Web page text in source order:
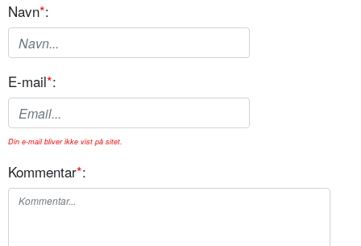
Navn*:
E-mail*:
Din e-mail bliver ikke vist på sitet.
Kommentar*: